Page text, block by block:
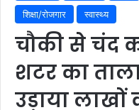
शिक्षा/रोजगार
स्वास्थ्य
चौकी से चंद
शटर का
उड़ाया लाखों